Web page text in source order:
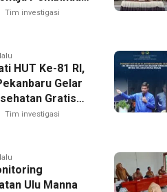
Tim investigasi
HUT Ke-81 RI,
Gelar
Gratis
Sembako
Keluarga Warga
Tim investigasi
Ulu Manna